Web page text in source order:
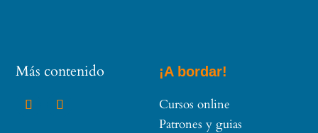
Más contenido ¡A bordar!
Cursos online
Patrones y guias